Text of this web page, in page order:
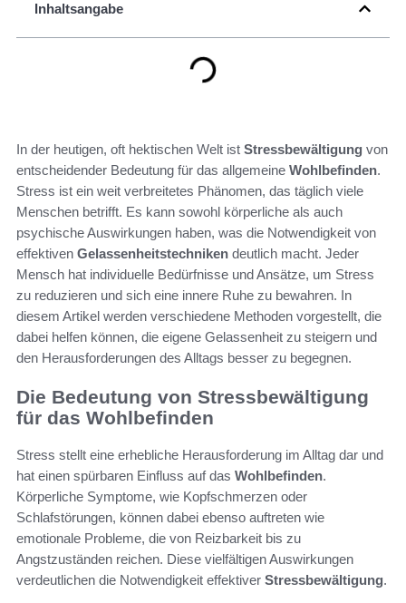
Inhaltsangabe
In der heutigen, oft hektischen Welt ist Stressbewältigung von
entscheidender Bedeutung für das allgemeine Wohlbefinden.
Stress ist ein weit verbreitetes Phänomen, das täglich viele
Menschen betrifft. Es kann sowohl körperliche als auch
psychische Auswirkungen haben, was die Notwendigkeit von
effektiven Gelassenheitstechniken deutlich macht. Jeder
Mensch hat individuelle Bedürfnisse und Ansätze, um Stress
zu reduzieren und sich eine innere Ruhe zu bewahren. In
diesem Artikel werden verschiedene Methoden vorgestellt, die
dabei helfen können, die eigene Gelassenheit zu steigern und
den Herausforderungen des Alltags besser zu begegnen.
Die Bedeutung von Stressbewältigung
für das Wohlbefinden
Stress stellt eine erhebliche Herausforderung im Alltag dar und
hat einen spürbaren Einfluss auf das Wohlbefinden.
Körperliche Symptome, wie Kopfschmerzen oder
Schlafstörungen, können dabei ebenso auftreten wie
emotionale Probleme, die von Reizbarkeit bis zu
Angstzuständen reichen. Diese vielfältigen Auswirkungen
verdeutlichen die Notwendigkeit effektiver Stressbewältigung.